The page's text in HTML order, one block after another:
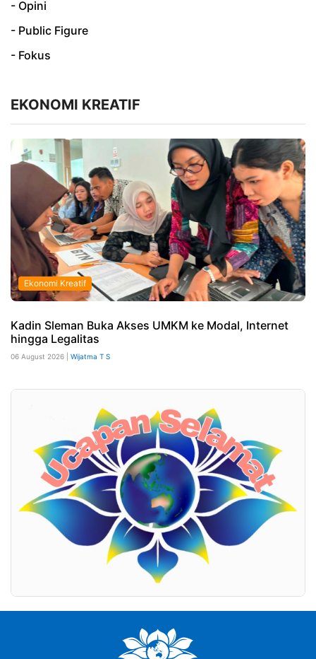
- Opini
- Public Figure
- Fokus
EKONOMI KREATIF
Ekonomi Kreatif
Kadin Sleman Buka Akses UMKM ke Modal, Internet
hingga Legalitas
06 August 2026 | Wijatma T S